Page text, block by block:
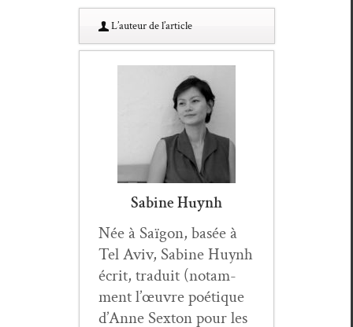
L’au­teur de l’article
Sabine Huynh
Née à Saï­gon, basée à
Tel Aviv, Sabine Huynh
écrit, traduit (notam­
ment l’œuvre poé­tique
d’Anne Sex­ton pour les